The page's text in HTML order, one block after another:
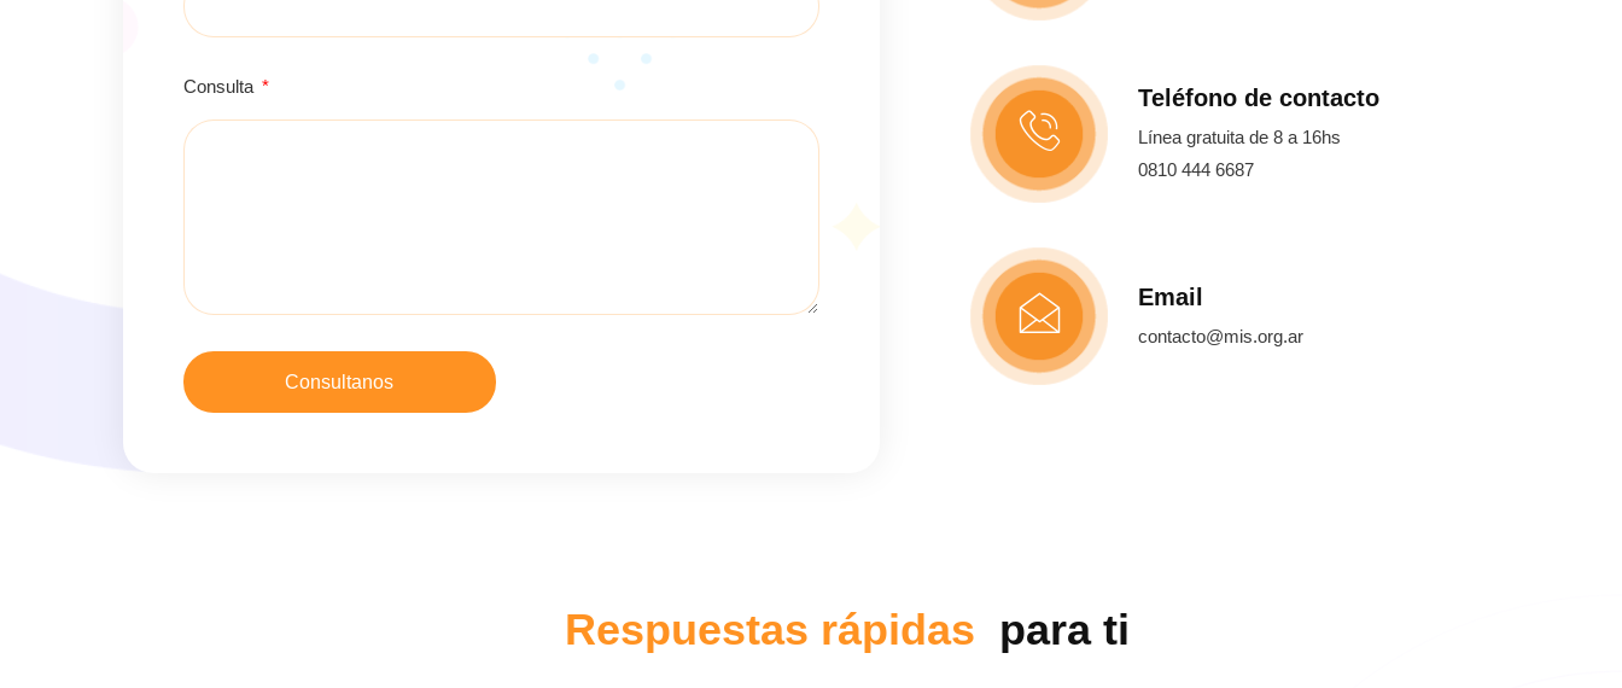
Consulta
Consultanos
Teléfono de contacto
Línea gratuita de 8 a 16hs
0810 444 6687
Email
contacto@mis.org.ar
Respuestas rápidas para ti